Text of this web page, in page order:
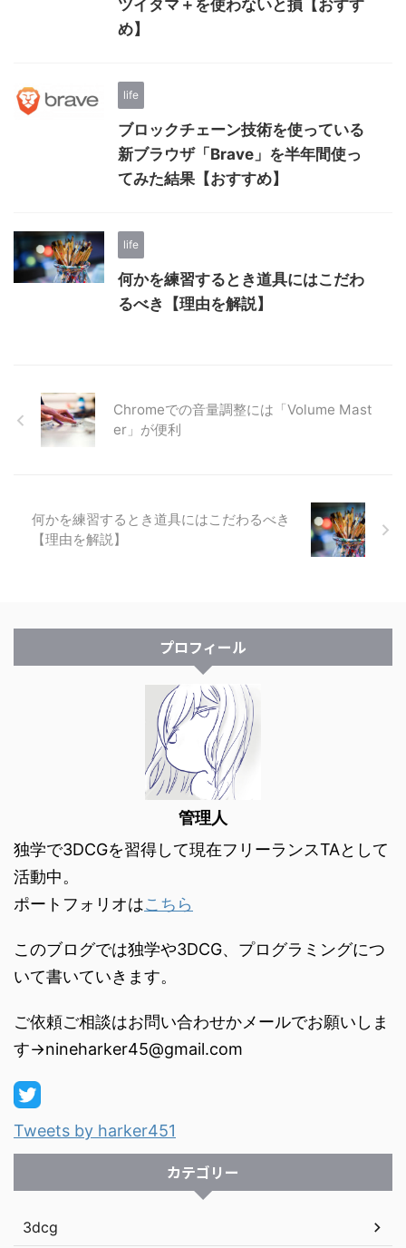
ツイタマ＋を使わないと損【おすす
め】
life
ブロックチェーン技術を使っている
新ブラウザ「Brave」を半年間使っ
てみた結果【おすすめ】
life
何かを練習するとき道具にはこだわ
るべき【理由を解説】
Chromeでの音量調整には「Volume Mast
er」が便利
何かを練習するとき道具にはこだわるべき
【理由を解説】
プロフィール
管理人
独学で3DCGを習得して現在フリーランスTAとして
活動中。
ポートフォリオはこちら
このブログでは独学や3DCG、プログラミングにつ
いて書いていきます。
ご依頼ご相談はお問い合わせかメールでお願いしま
す→nineharker45@gmail.com
Tweets by harker451
カテゴリー
3dcg